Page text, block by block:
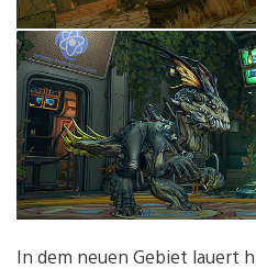
In dem neuen Gebiet lauert